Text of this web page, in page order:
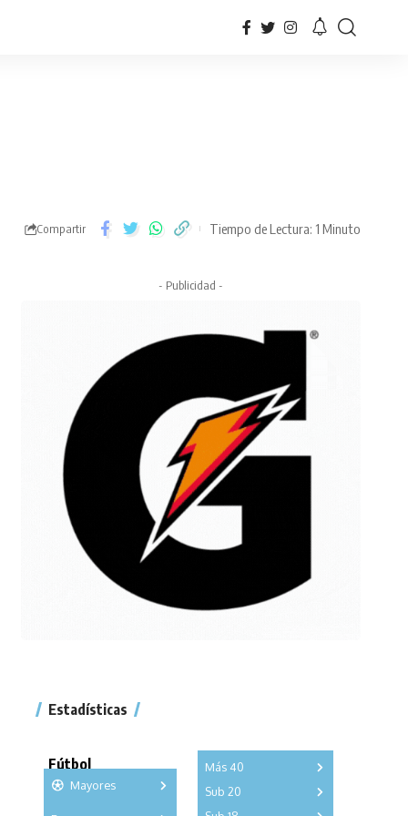
Compartir Tiempo de Lectura: 1 Minuto
- Publicidad -
Estadísticas
Fútbol
Mayores
Más 40
Sub 20